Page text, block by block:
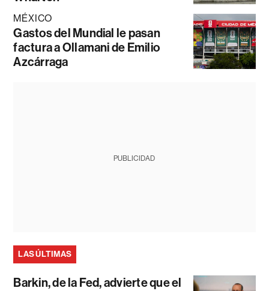
MÉXICO
Gastos del Mundial le pasan
factura a Ollamani de Emilio
Azcárraga
PUBLICIDAD
LAS ÚLTIMAS
Barkin, de la Fed, advierte que el